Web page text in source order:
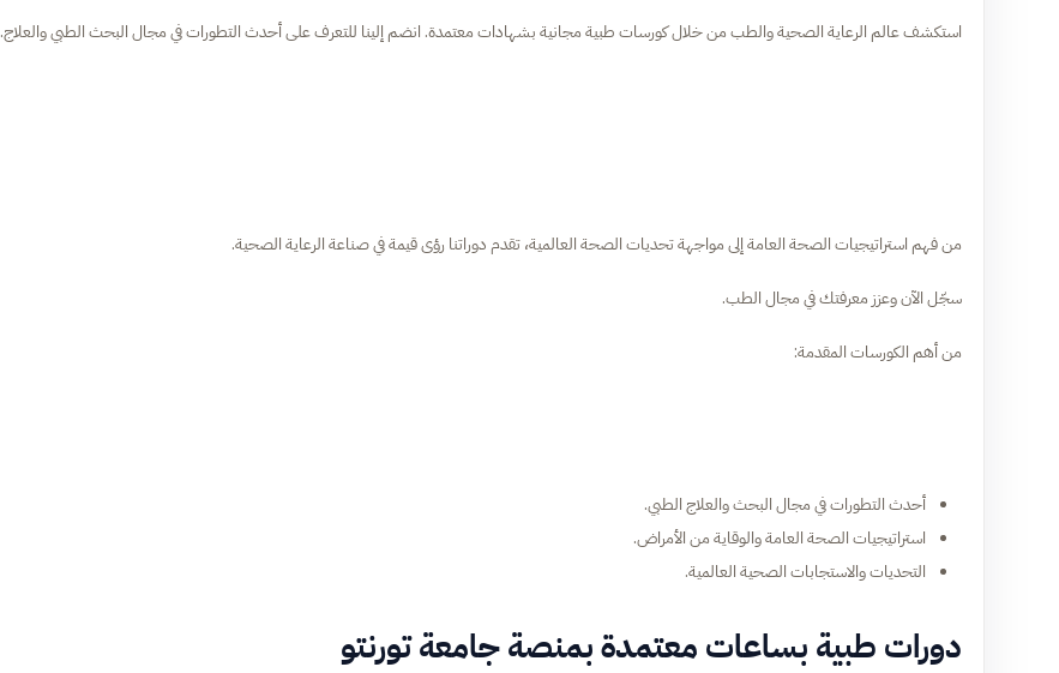
استكشف عالم الرعاية الصحية والطب من خلال كورسات طبية مجانية بشهادات معتمدة. انضم إلينا للتعرف على أحدث التطورات في مجال البحث الطبي والعلاج.
من فهم استراتيجيات الصحة العامة إلى مواجهة تحديات الصحة العالمية، تقدم دوراتنا رؤى قيمة في صناعة الرعاية الصحية.
سجّل الآن وعزز معرفتك في مجال الطب.
من أهم الكورسات المقدمة:
أحدث التطورات في مجال البحث والعلاج الطبي.
استراتيجيات الصحة العامة والوقاية من الأمراض.
التحديات والاستجابات الصحية العالمية.
دورات طبية بساعات معتمدة بمنصة جامعة تورنتو